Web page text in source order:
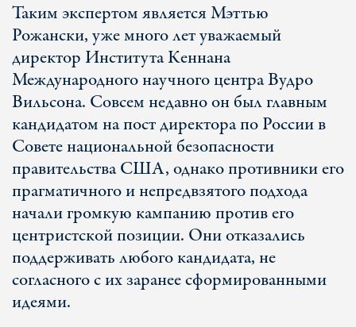
Таким экспертом является Мэттью
Рожански, уже много лет уважаемый
директор Института Кеннана
Международного научного центра Вудро
Вильсона. Совсем недавно он был главным
кандидатом на пост директора по России в
Совете национальной безопасности
правительства США, однако противники его
прагматичного и непредвзятого подхода
начали громкую кампанию против его
центристской позиции. Они отказались
поддерживать любого кандидата, не
согласного с их заранее сформированными
идеями.